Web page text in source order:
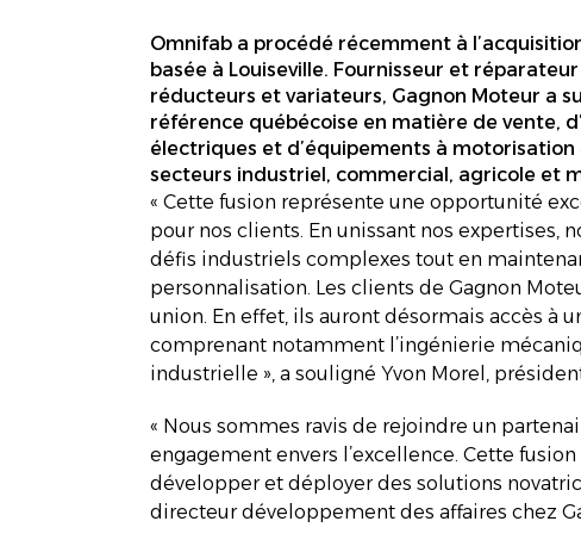
Omnifab a procédé récemment à
basée à Louiseville. Fournisseur et
réducteurs et variateurs, Gagnon Moteur a
référence québécoise en matière de vente,
électriques et d’équipements à
secteurs industriel, commercial, agricole et
« Cette fusion représente une opportunité
pour nos clients. En unissant nos expertises,
défis industriels complexes tout en
personnalisation. Les clients de Gagnon
union. En effet, ils auront désormais accès à
comprenant notamment l’ingénierie
industrielle », a souligné Yvon Morel,
« Nous sommes ravis de rejoindre un
engagement envers l’excellence. Cette
développer et déployer des solutions
directeur développement des affaires chez